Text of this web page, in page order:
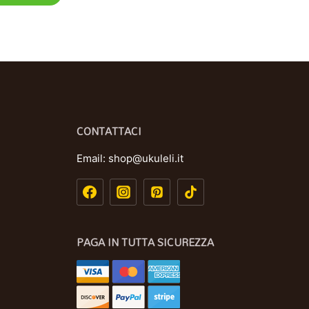
CONTATTACI
Email: shop@ukuleli.it
PAGA IN TUTTA SICUREZZA